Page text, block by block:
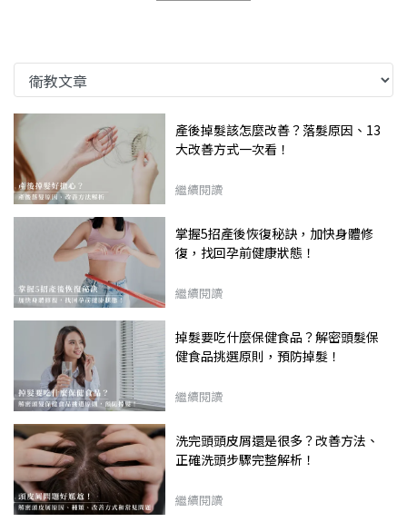
產後掉髮該怎麼改善？落髮原因、13
大改善方式一次看！
繼續閱讀
掌握5招產後恢復秘訣，加快身體修
復，找回孕前健康狀態！
繼續閱讀
掉髮要吃什麼保健食品？解密頭髮保
健食品挑選原則，預防掉髮！
繼續閱讀
洗完頭頭皮屑還是很多？改善方法、
正確洗頭步驟完整解析！
繼續閱讀